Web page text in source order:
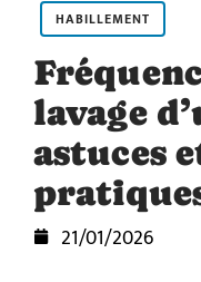
HABILLEMENT
lavage
astuces
21/01/2026